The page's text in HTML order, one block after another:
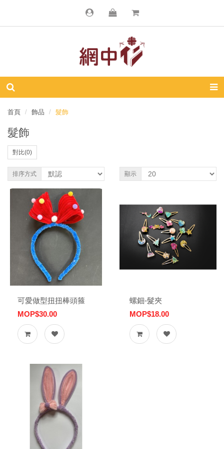
首頁 飾品 髮飾
髮飾
對比(0)
排序方式 顯示
可愛做型扭扭棒頭箍
MOP$30.00
螺鈿-髮夾
MOP$18.00